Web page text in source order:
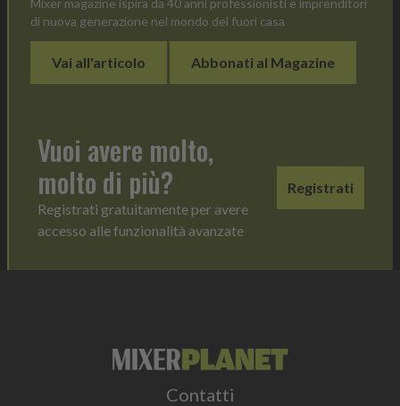
di nuova generazione nel mondo del fuori casa
Vai all'articolo Abbonati al Magazine
Vuoi avere molto,
molto di più?
Registrati gratuitamente per avere
accesso alle funzionalità avanzate
Registrati
Contatti